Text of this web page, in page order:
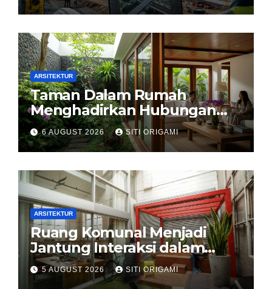
ARSITEKTUR
Taman Dalam Rumah
Menghadirkan Hubungan
Harmonis antara Arsitektur
dan Alam
6 AUGUST 2026 SITI ORIGAMI
ARSITEKTUR
Ruang Komunal Menjadi
Jantung Interaksi dalam
Perancangan Arsitektur
Modern
5 AUGUST 2026 SITI ORIGAMI